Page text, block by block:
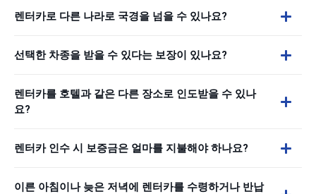
렌터카로 다른 나라로 국경을 넘을 수 있나요?
선택한 차종을 받을 수 있다는 보장이 있나요?
렌터카를 호텔과 같은 다른 장소로 인도받을 수 있나
요?
렌터카 인수 시 보증금은 얼마를 지불해야 하나요?
이른 아침이나 늦은 저녁에 렌터카를 수령하거나 반납